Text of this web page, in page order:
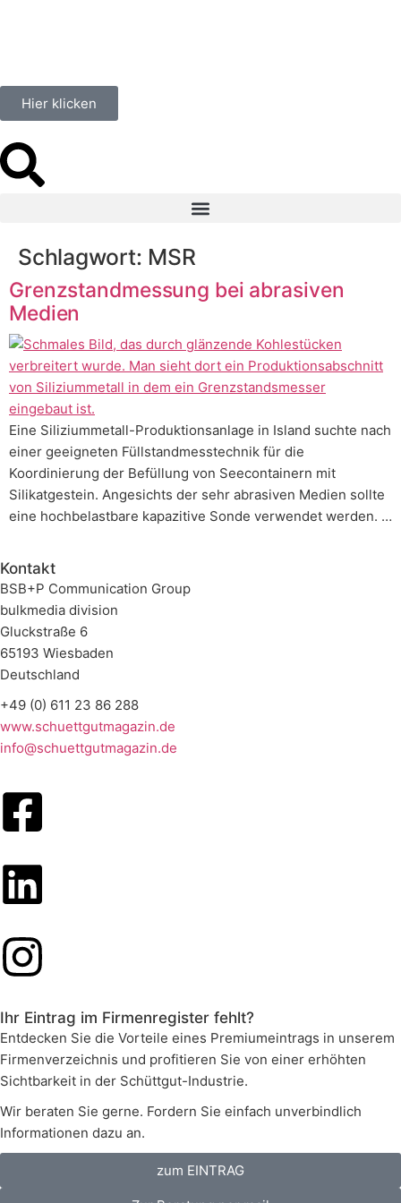
Hier klicken
Schlagwort: MSR
Grenzstandmessung bei abrasiven
Medien
Eine Siliziummetall-Produktionsanlage in Island suchte nach
einer geeigneten Füllstandmesstechnik für die
Koordinierung der Befüllung von Seecontainern mit
Silikatgestein. Angesichts der sehr abrasiven Medien sollte
eine hochbelastbare kapazitive Sonde verwendet werden. …
Kontakt
BSB+P Communication Group
bulkmedia division
Gluckstraße 6
65193 Wiesbaden
Deutschland
+49 (0) 611 23 86 288
www.schuettgutmagazin.de
info@schuettgutmagazin.de
Ihr Eintrag im Firmenregister fehlt?
Entdecken Sie die Vorteile eines Premiumeintrags in unserem
Firmenverzeichnis und profitieren Sie von einer erhöhten
Sichtbarkeit in der Schüttgut-Industrie.
Wir beraten Sie gerne. Fordern Sie einfach unverbindlich
Informationen dazu an.
zum EINTRAG